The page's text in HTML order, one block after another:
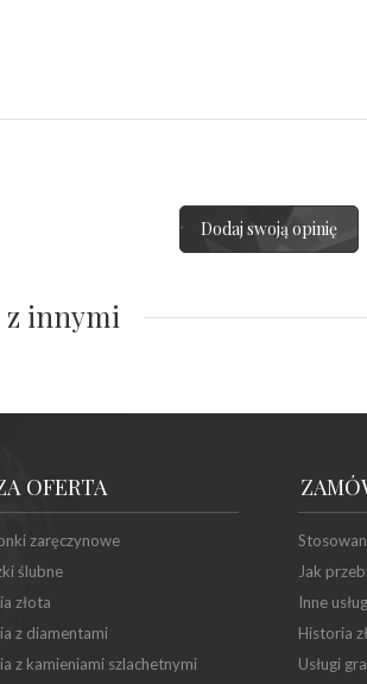
Dodaj swoją opinię
z innymi
OFERTA
zaręczynowe
ślubne
złota
z diamentami
z kamieniami szlachetnymi
Jak
Inne
Historia
Usługi